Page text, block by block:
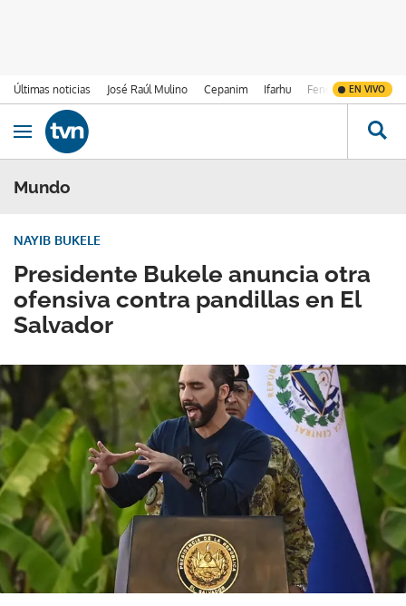
Últimas noticias José Raúl Mulino Cepanim Ifarhu Fenómeno de El
EN VIVO
Ir al contenido
Obrir navegació
Mundo
Presidente Bukele anuncia otra
ofensiva contra pandillas en El
Salvador
NAYIB BUKELE